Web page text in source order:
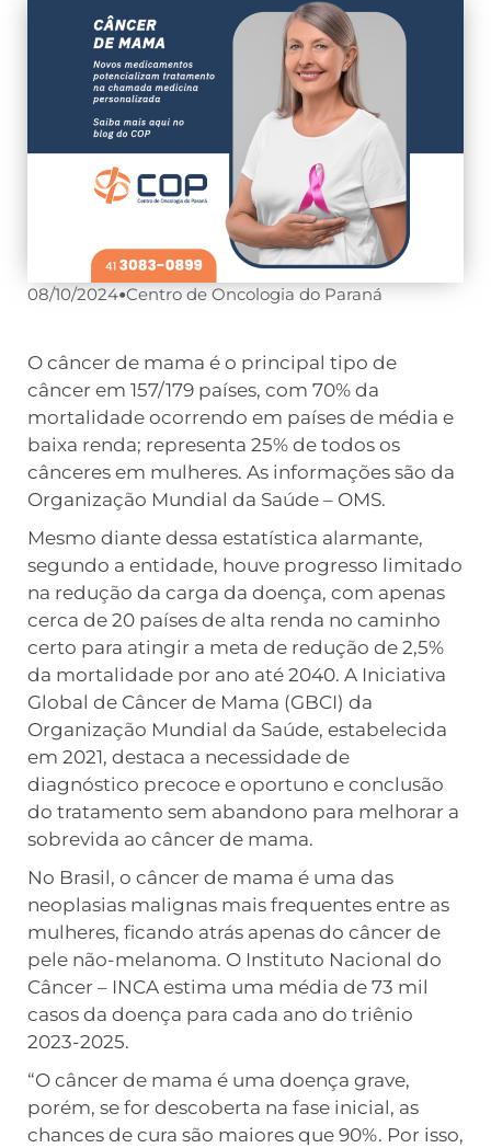
08/10/2024•Centro de Oncologia do Paraná
O câncer de mama é o principal tipo de
câncer em 157/179 países, com 70% da
mortalidade ocorrendo em países de média e
baixa renda; representa 25% de todos os
cânceres em mulheres. As informações são da
Organização Mundial da Saúde – OMS.
Mesmo diante dessa estatística alarmante,
segundo a entidade, houve progresso limitado
na redução da carga da doença, com apenas
cerca de 20 países de alta renda no caminho
certo para atingir a meta de redução de 2,5%
da mortalidade por ano até 2040. A Iniciativa
Global de Câncer de Mama (GBCI) da
Organização Mundial da Saúde, estabelecida
em 2021, destaca a necessidade de
diagnóstico precoce e oportuno e conclusão
do tratamento sem abandono para melhorar a
sobrevida ao câncer de mama.
No Brasil, o câncer de mama é uma das
neoplasias malignas mais frequentes entre as
mulheres, ficando atrás apenas do câncer de
pele não-melanoma. O Instituto Nacional do
Câncer – INCA estima uma média de 73 mil
casos da doença para cada ano do triênio
2023-2025.
“O câncer de mama é uma doença grave,
porém, se for descoberta na fase inicial, as
chances de cura são maiores que 90%. Por isso,